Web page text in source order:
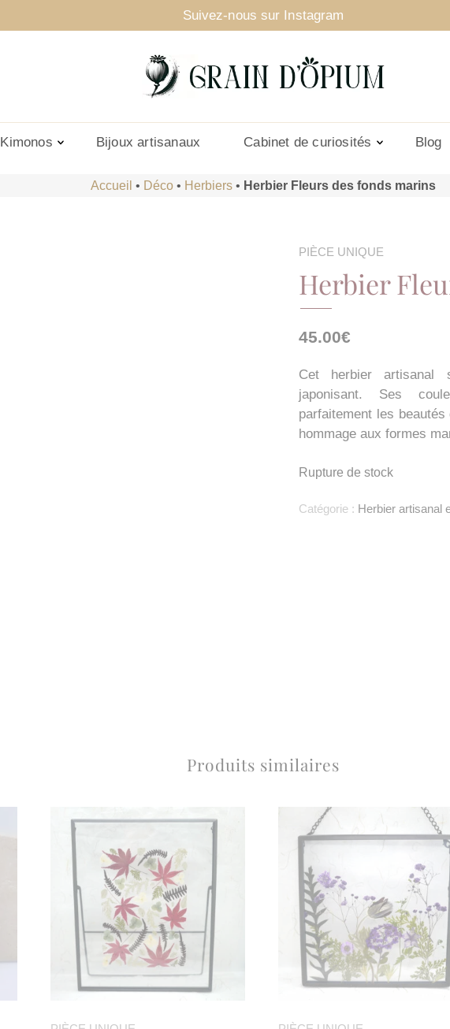
Suivez-nous sur Instagram
Kimonos Bijoux artisanaux Cabinet de curiosités Blog
Accueil • Déco • Herbiers • Herbier Fleurs des fonds marins
PIÈCE UNIQUE
Herbier
45.00€
Cet herbier artisanal
japonisant. Ses
parfaitement les
hommage aux formes
Rupture de stock
Catégorie : Herbier artisanal
Produits similaires